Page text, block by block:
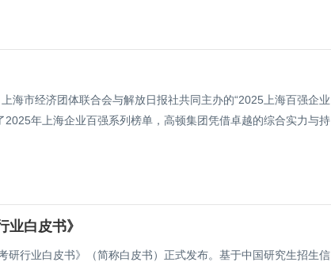
海市经济团体联合会与解放日报社共同主办的“2025上海百强企业
年上海企业百强系列榜单，高顿集团凭借卓越的综合实力与持
业白皮书》
研行业白皮书》（简称白皮书）正式发布。基于中国研究生招生信